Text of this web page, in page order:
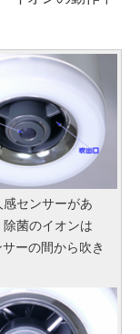
センサーがあ
除菌のイオンは
ーの間から吹き